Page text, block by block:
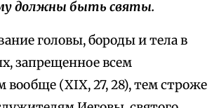
должны быть святы.
головы, бороды и тела в
запрещенное всем
вообще (XIХ, 27, 28), тем строже